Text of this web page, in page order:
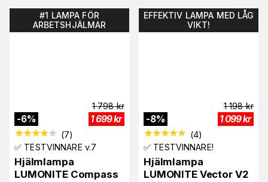
#1 LAMPA FÖR
ARBETSHJÄLMAR
-6%
1 798 kr
1 699kr
(7)
✅ TESTVINNARE v.7
Hjälmlampa
LUMONITE Compass
EFFEKTIV LAMPA MED LÅG
VIKT!
-8%
1 198 kr
1 099kr
(4)
✅ TESTVINNARE!
Hjälmlampa
LUMONITE Vector V2